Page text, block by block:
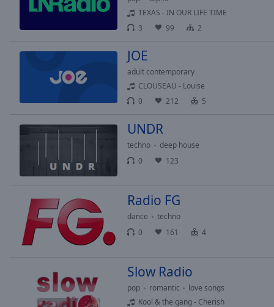
TEXAS - IN OUR LIFE TIME
3
99 2
JOE
adult contemporary
CLOUSEAU - Louise
0
212 5
UNDR
techno
deep house
0
123
Radio FG
dance
techno
0
161 4
Slow Radio
pop romantic
love songs
Kool & the gang - Cherish